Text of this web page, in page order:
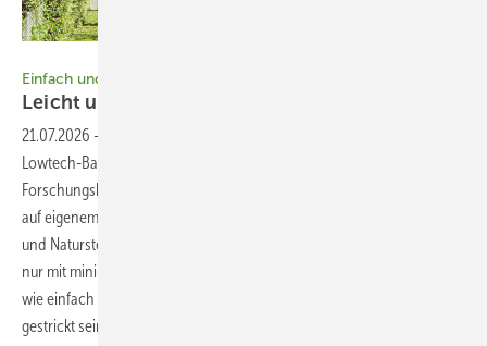
Einfach und klimaresilient bauen – ohne Keller und Zement
Leicht und
21.07.2026 -
Lowtech-Bauweise. Große Beachtung fanden seine
Forschungshäuser in Bad Aibling – nun hat er mit seinem Gartenhaus
auf eigenem Grundstück in München-Pasing nachgelegt: Holz, Lehm
und Naturstein sind die bestimmenden Materialien. Ohne Beton und
nur mit minimaler Gebäudetechnik will er damit den Beweis antreten,
wie einfach ein energieeffizientes und klimaresilientes Gebäude
gestrickt sein kann. Claudia